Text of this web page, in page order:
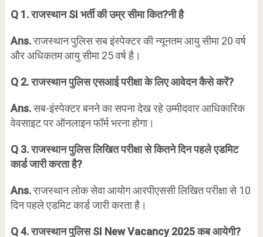
Q 1. राजस्थान SI भर्ती की उम्र सीमा कित?नी है
Ans.राजस्थान पुलिस सब इंस्पेक्टर की न्यूनतम आयु सीमा 20 वर्ष
और अधिकतम आयु सीमा 25 वर्ष है।
Q 2. राजस्थान पुलिस एसआई परीक्षा के लिए आवेदन कैसे करें?
Ans.सब-इंस्पेक्टर बनने का सपना देख रहे उम्मीदवार आधिकारिक
वेवसाइट पर ऑनलाइन फॉर्म भरना होगा।
Q 3. राजस्थान पुलिस लिखित परीक्षा से कितने दिन पहले एडमिट
कार्ड जारी करता है?
Ans.राजस्थान लोक सेवा आयोग आरपीएससी लिखित परीक्षा से 10
दिन पहले एडमिट कार्ड जारी करता है।
Q 4. राजस्थान पुलिस SI New Vacancy 2025 कब आयेगी?